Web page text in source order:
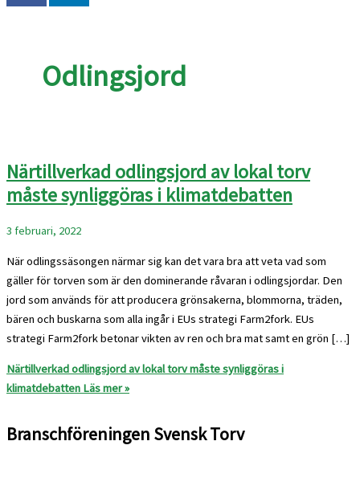
Odlingsjord
Närtillverkad odlingsjord av lokal torv
måste synliggöras i klimatdebatten
3 februari, 2022
När odlingssäsongen närmar sig kan det vara bra att veta vad som
gäller för torven som är den dominerande råvaran i odlingsjordar. Den
jord som används för att producera grönsakerna, blommorna, träden,
bären och buskarna som alla ingår i EUs strategi Farm2fork. EUs
strategi Farm2fork betonar vikten av ren och bra mat samt en grön […]
Närtillverkad odlingsjord av lokal torv måste synliggöras i
klimatdebatten Läs mer »
Branschföreningen Svensk Torv